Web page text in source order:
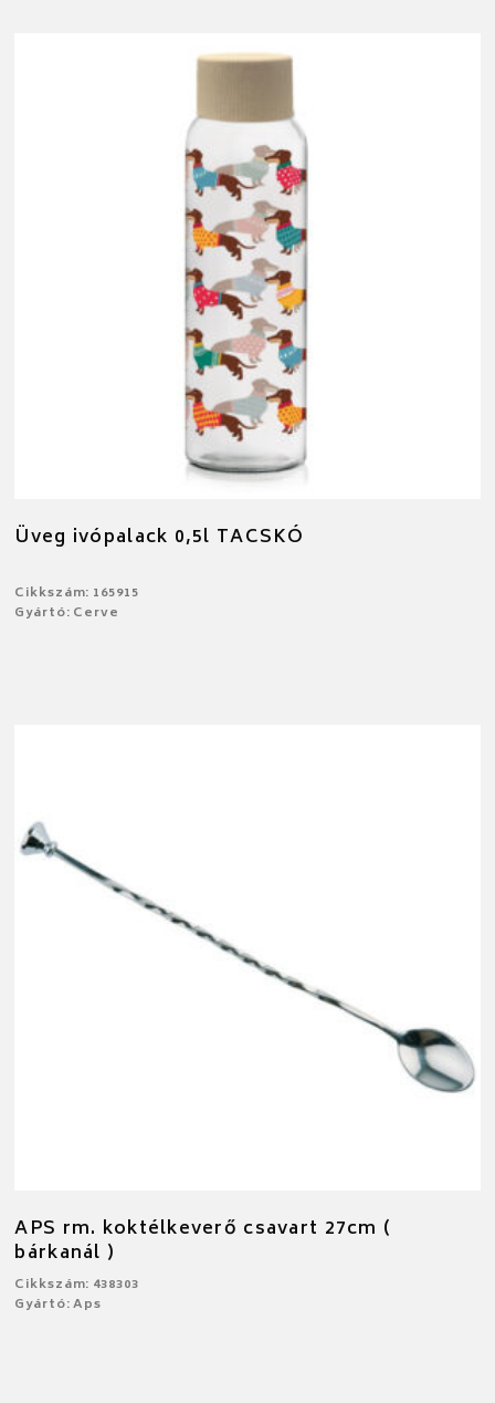
Üveg ivópalack 0,5l TACSKÓ
Cikkszám: 165915
Gyártó: Cerve
APS rm. koktélkeverő csavart 27cm (
bárkanál )
Cikkszám: 438303
Gyártó: Aps